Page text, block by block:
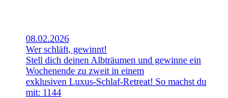
08.02.2026
Wer schläft, gewinnt!
Stell dich deinen Albträumen und gewinne ein
Wochenende zu zweit in einem
exklusiven Luxus-Schlaf-Retreat! So machst du
mit: 1144